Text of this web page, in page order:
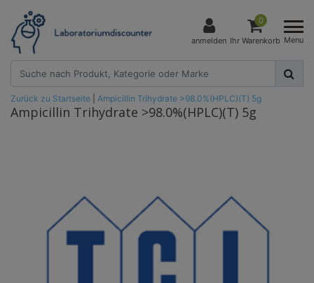
anmelden
0
Ihr Warenkorb Menu
Zurück zu Startseite Ampicillin Trihydrate >98.0%(HPLC)(T) 5g
Ampicillin Trihydrate >98.0%(HPLC)(T) 5g